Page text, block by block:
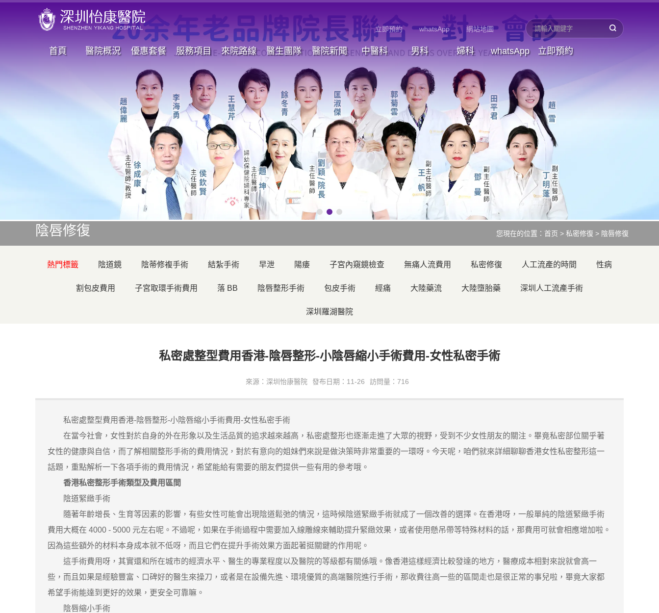
立即預約 whatsApp 網站地圖
首頁 醫院概況 優惠套餐 服務項目 來院路線 醫生團隊 醫院新聞 中醫科 男科 婦科 whatsApp 立即預約
陰唇修復 您現在的位置： 首页 > 私密修復 > 陰唇修復
熱門標籤 陰道鏡 陰蒂修複手術 結紮手術 早泄 陽痿 子宮內窺鏡檢查 無痛人流費用 私密修復 人工流產的時間 性病
割包皮費用 子宮取環手術費用 落 BB 陰唇整形手術 包皮手術 經痛 大陸藥流 大陸墮胎藥 深圳人工流產手術
深圳羅湖醫院
私密處整型費用香港-陰唇整形-小陰唇縮小手術費用-女性私密手術
來源：深圳怡康醫院 發布日期：11-26 訪問量：716
私密處整型費用香港-陰唇整形-小陰唇縮小手術費用-女性私密手術
在當今社會，女性對於自身的外在形象以及生活品質的追求越來越高，私密處整形也逐漸走進了大眾的視野，受到不少女性朋友的關注。畢竟私密部位關乎著
女性的健康與自信，而了解相關整形手術的費用情況，對於有意向的姐妹們來說是做決策時非常重要的一環呀。今天呢，咱們就來詳細聊聊香港女性私密整形這一
話題，重點解析一下各項手術的費用情況，希望能給有需要的朋友們提供一些有用的參考哦。
香港私密整形手術類型及費用區間
陰道緊緻手術
隨著年齡增長、生育等因素的影響，有些女性可能會出現陰道鬆弛的情況，這時候陰道緊緻手術就成了一個改善的選擇。在香港呀，一般單純的陰道緊緻手術
費用大概在 4000 - 5000 元左右呢。不過呢，如果在手術過程中需要加入線雕線來輔助提升緊緻效果，或者使用懸吊帶等特殊材料的話，那費用可就會相應增加啦。
因為這些額外的材料本身成本就不低呀，而且它們在提升手術效果方面起著挺關鍵的作用呢。
這手術費用呀，其實還和所在城市的經濟水平、醫生的專業程度以及醫院的等級都有關係哦。像香港這樣經濟比較發達的地方，醫療成本相對來說就會高一
些，而且如果是經驗豐富、口碑好的醫生來操刀，或者是在設備先進、環境優質的高端醫院進行手術，那收費往高一些的區間走也是很正常的事兒啦，畢竟大家都
希望手術能達到更好的效果，更安全可靠嘛。
陰唇縮小手術